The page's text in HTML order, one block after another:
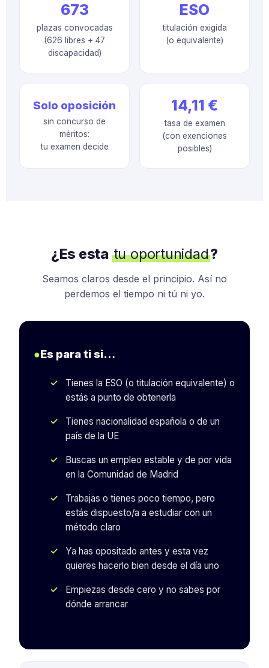
673
plazas convocadas
(626 libres + 47
discapacidad)
ESO
titulación exigida
(o equivalente)
Solo oposición
sin concurso de
méritos:
tu examen decide
14,11 €
tasa de examen
(con exenciones
posibles)
¿Es esta tu oportunidad?
Seamos claros desde el principio. Así no
perdemos el tiempo ni tú ni yo.
●Es para ti si…
Tienes la ESO (o titulación equivalente) o
estás a punto de obtenerla
Tienes nacionalidad española o de un
país de la UE
Buscas un empleo estable y de por vida
en la Comunidad de Madrid
Trabajas o tienes poco tiempo, pero
estás dispuesto/a a estudiar con un
método claro
Ya has opositado antes y esta vez
quieres hacerlo bien desde el día uno
Empiezas desde cero y no sabes por
dónde arrancar